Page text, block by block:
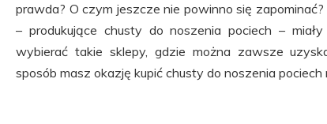
prawda? O czym jeszcze nie powinno się
– produkujące chusty do noszenia pociech –
wybierać takie sklepy, gdzie można zawsze
sposób masz okazję kupić chusty do noszenia